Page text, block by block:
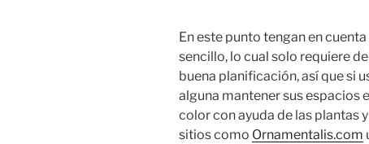
En este punto tengan en
sencillo, lo cual solo requiere
buena planificación, así que si
alguna mantener sus espacios
color con ayuda de las plantas
sitios como Ornamentalis.com